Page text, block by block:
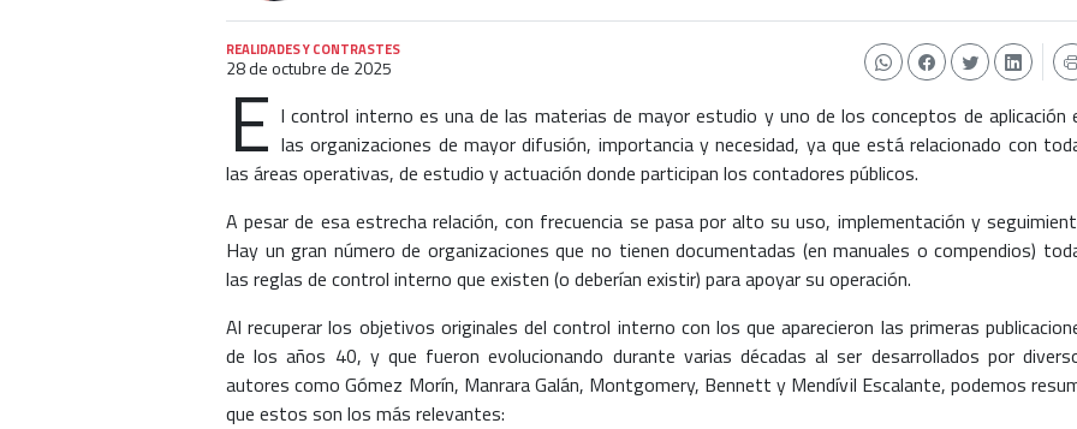
REALIDADES Y CONTRASTES
28 de octubre de 2025
E l control interno es una de las materias de mayor estudio y uno de los conceptos de aplicación
las organizaciones de mayor difusión, importancia y necesidad, ya que está relacionado con
las áreas operativas, de estudio y actuación donde participan los contadores públicos.
A pesar de esa estrecha relación, con frecuencia se pasa por alto su uso, implementación y
Hay un gran número de organizaciones que no tienen documentadas (en manuales o compendios)
las reglas de control interno que existen (o deberían existir) para apoyar su operación.
Al recuperar los objetivos originales del control interno con los que aparecieron las primeras
de los años 40, y que fueron evolucionando durante varias décadas al ser desarrollados por
autores como Gómez Morín, Manrara Galán, Montgomery, Bennett y Mendívil Escalante, podemos
que estos son los más relevantes: